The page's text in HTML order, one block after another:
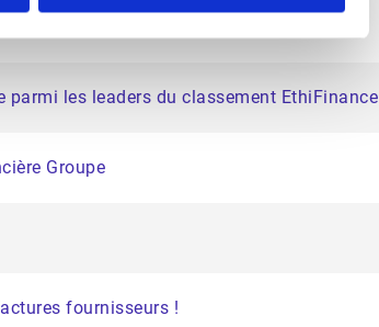
to-Pay
parmi les leaders du classement EthiFinance
Groupe
fournisseurs !